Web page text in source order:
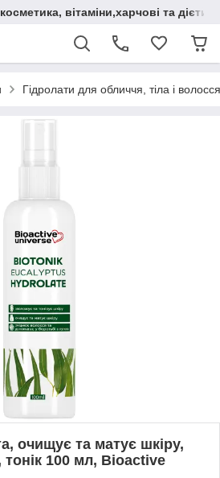
вітаміни,харчові та
Гідролати для обличчя, тіла і
очищує та матує шкіру,
100 мл, Bioactive